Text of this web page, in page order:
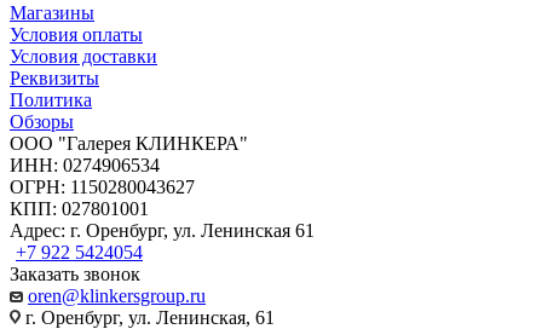
Магазины
Условия оплаты
Условия доставки
Реквизиты
Политика
Обзоры
ООО "Галерея КЛИНКЕРА"
ИНН: 0274906534
ОГРН: 1150280043627
КПП: 027801001
Адрес: г. Оренбург, ул. Ленинская 61
+7 922 5424054
Заказать звонок
oren@klinkersgroup.ru
г. Оренбург, ул. Ленинская, 61